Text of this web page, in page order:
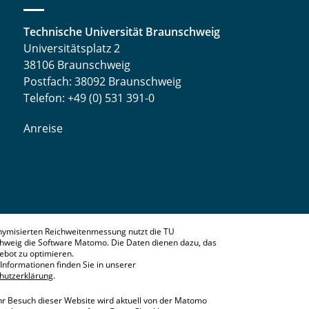
Technische Universität Braunschweig
Universitätsplatz 2
38106 Braunschweig
Postfach: 38092 Braunschweig
Telefon: +49 (0) 531 391-0
Anreise
Reichweitenmessung nutzt die TU
die Software Matomo. Die Daten dienen dazu, das
zu optimieren.
finden Sie in unserer
.
Besuch dieser Website wird aktuell von der Matomo